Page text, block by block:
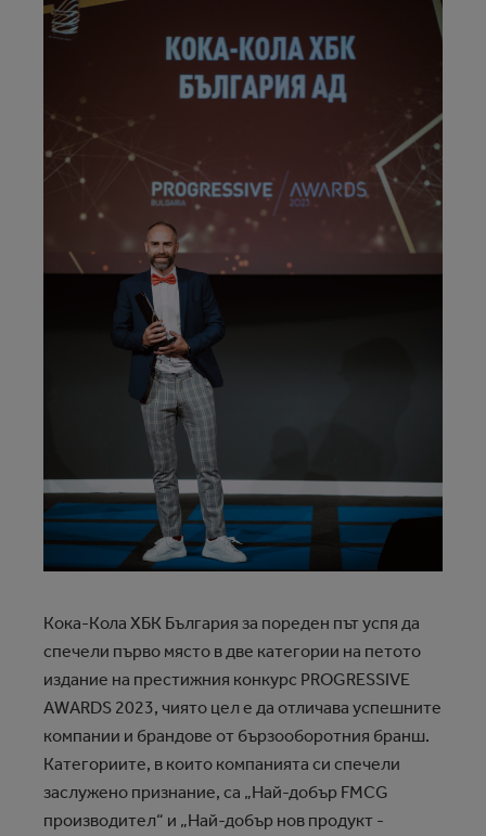
Кока-Кола ХБК България за пореден път успя да
спечели първо място в две категории на петото
издание на престижния конкурс PROGRESSIVE
AWARDS 2023, чиято цел е да отличава успешните
компании и брандове от бързооборотния бранш.
Категориите, в които компанията си спечели
заслужено признание, са „Най-добър FMCG
производител“ и „Най-добър нов продукт -